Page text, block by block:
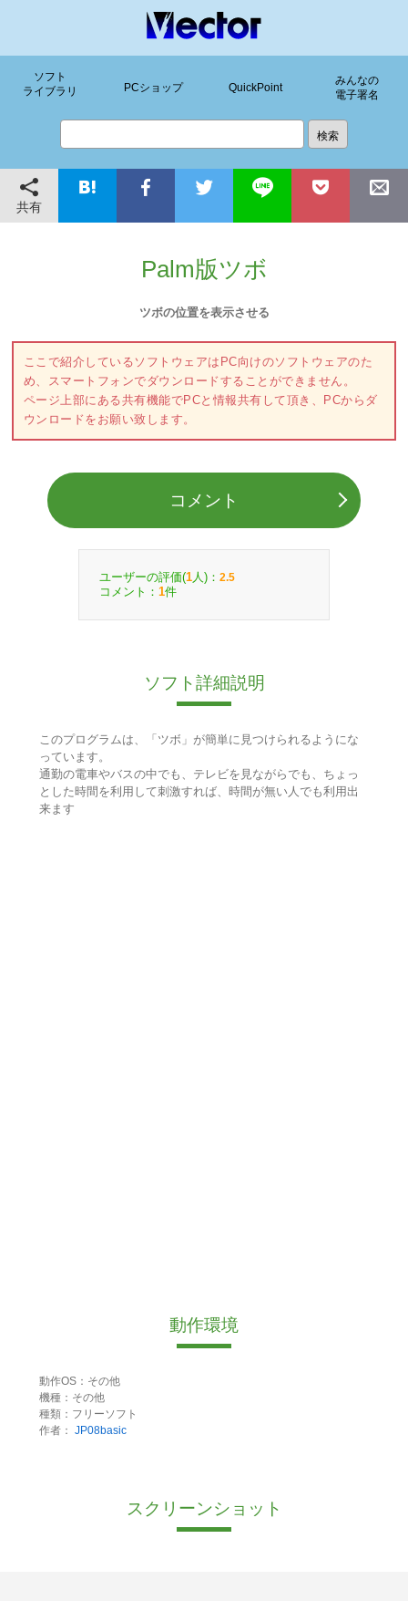
ソフト
ライブラリ
PCショップ QuickPoint
みんなの
電子署名
共有
Palm版ツボ
ツボの位置を表示させる
ここで紹介しているソフトウェアはPC向けのソフトウェアのた
め、スマートフォンでダウンロードすることができません。
ページ上部にある共有機能でPCと情報共有して頂き、PCからダ
ウンロードをお願い致します。
コメント
ユーザーの評価(1 人)： 2.5
コメント： 1件
ソフト詳細説明
このプログラムは、「ツボ」が簡単に見つけられるようにな
っています。
通勤の電車やバスの中でも、テレビを見ながらでも、ちょっ
とした時間を利用して刺激すれば、時間が無い人でも利用出
来ます
動作環境
動作OS：その他
機種：その他
種類：フリーソフト
作者： JP08basic
スクリーンショット